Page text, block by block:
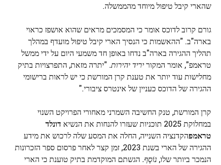
שהארי קיבל טיפול מיוחד מהממשלה.
גורם קרוב לדוכס אומר כי המסמכים מראים שהוא אושפז כראוי
בארה"ב. "ההאשמות כי הנסיך הארי קיבל טיפול מועדף במהלך
תהליך ההגירה בארה"ב נדחו באופן חד משמעי היום על ידי ממשל
טראמפ", אומר המקוריריד יהירות. "יתרה מזאת, התפרצויות בתיק
מחלישות עוד יותר את טענת קרן המורשת כי יש לראות ברישומי
ההגירה של הדוכס כעניין של אינטרס ציבורי."
קרן המורשת, טנק החשיבה השמרני מאחורי הפרויקט השנוי
במחלוקת 2025 תוכניות שעזרו להנחות את הנשיא
דונלד
טראמפהקדנציה השנייה, החלה את המסע שלה לרכוש את מידע
ההגירה של הארי בשנת 2023, זמן קצר לאחר פרסום ספר הזכרונות
הנמכר ביותר שלו, נוֹסָף. הגשתם המוקדמת בתיק טוענת כי הארי